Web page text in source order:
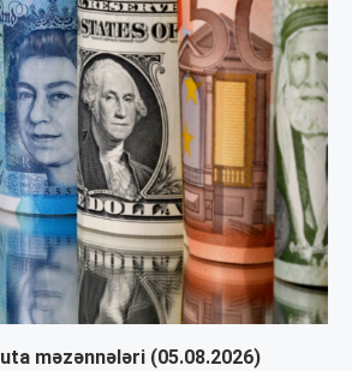
məzənnələri (05.08.2026)